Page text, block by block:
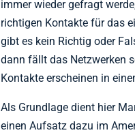
immer wieder gefragt
richtigen Kontakte für das
gibt es kein Richtig oder
dann fällt das Netzwerken
Kontakte erscheinen in
Als Grundlage dient hier
einen Aufsatz dazu im